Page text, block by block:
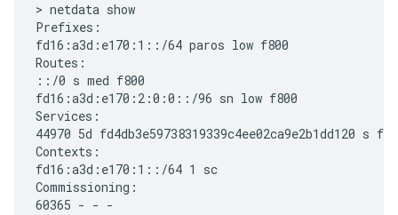
> netdata show
Prefixes:
fd16:a3d:e170:1::/64 paros low f800
Routes:
::/0 s med f800
fd16:a3d:e170:2:0:0::/96 sn low f800
Services:
44970 5d fd4db3e59738319339c4ee02ca9e2b1dd120 s
Contexts:
fd16:a3d:e170:1::/64 1 sc
Commissioning:
60365 - - -